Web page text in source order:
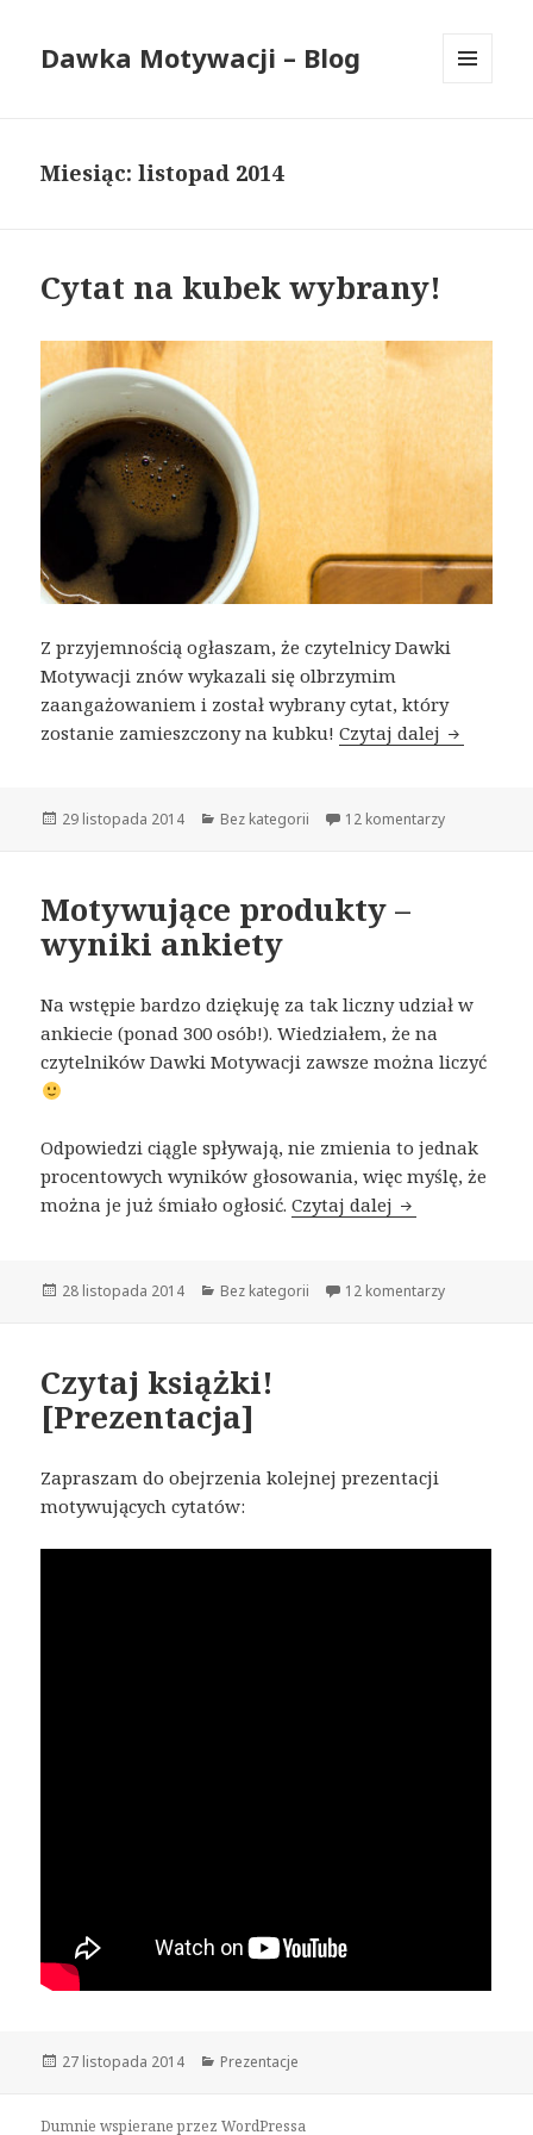
Dawka Motywacji – Blog
Miesiąc: listopad 2014
Cytat na kubek wybrany!
Z przyjemnością ogłaszam, że czytelnicy Dawki
Motywacji znów wykazali się olbrzymim
zaangażowaniem i został wybrany cytat, który
zostanie zamieszczony na kubku!Czytaj dalej Cytat na
Opublikowano
29 listopada 2014 Kategorie
Bez kategorii 12 komentarzy
Motywujące produkty –
wyniki ankiety
Na wstępie bardzo dziękuję za tak liczny udział w
ankiecie (ponad 300 osób!). Wiedziałem, że na
czytelników Dawki Motywacji zawsze można liczyć
Odpowiedzi ciągle spływają, nie zmienia to jednak
procentowych wyników głosowania, więc myślę, że
można je już śmiało ogłosić.Czytaj dalej Motywujące
Opublikowano
28 listopada 2014 Kategorie
Bez kategorii 12 komentarzy
Czytaj książki!
[Prezentacja]
Zapraszam do obejrzenia kolejnej prezentacji
motywujących cytatów:
Opublikowano
27 listopada 2014 Kategorie
Prezentacje
Dumnie wspierane przez WordPressa